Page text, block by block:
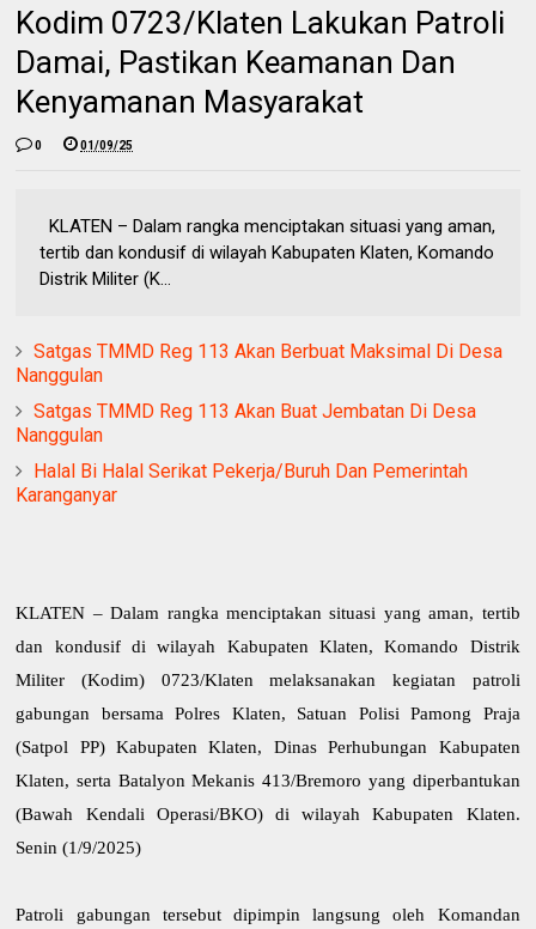
Kodim 0723/Klaten Lakukan Patroli
Damai, Pastikan Keamanan Dan
Kenyamanan Masyarakat
0 01/09/25
KLATEN – Dalam rangka menciptakan situasi yang aman,
tertib dan kondusif di wilayah Kabupaten Klaten, Komando
Distrik Militer (K...
Satgas TMMD Reg 113 Akan Berbuat Maksimal Di Desa
Nanggulan
Satgas TMMD Reg 113 Akan Buat Jembatan Di Desa
Nanggulan
Halal Bi Halal Serikat Pekerja/Buruh Dan Pemerintah
Karanganyar
KLATEN – Dalam rangka menciptakan situasi yang aman, tertib
dan kondusif di wilayah Kabupaten Klaten, Komando Distrik
Militer (Kodim) 0723/Klaten melaksanakan kegiatan patroli
gabungan bersama Polres Klaten, Satuan Polisi Pamong Praja
(Satpol PP) Kabupaten Klaten, Dinas Perhubungan Kabupaten
Klaten, serta Batalyon Mekanis 413/Bremoro yang diperbantukan
(Bawah Kendali Operasi/BKO) di wilayah Kabupaten Klaten.
Senin (1/9/2025)
Patroli gabungan tersebut dipimpin langsung oleh Komandan